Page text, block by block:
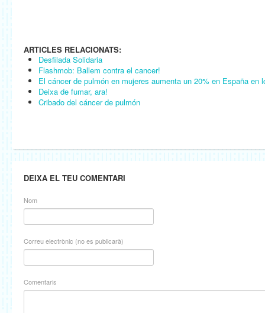
ARTICLES RELACIONATS:
Desfilada Solidaria
Flashmob: Ballem contra el cancer!
El cáncer de pulmón en mujeres aumenta un 20% en España en
Deixa de fumar, ara!
Cribado del cáncer de pulmón
DEIXA EL TEU COMENTARI
Nom
Correu electrònic (no es publicarà)
Comentaris